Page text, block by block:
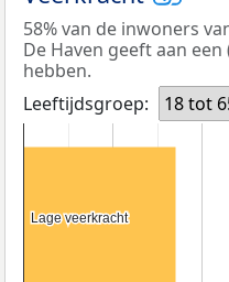
58% van de inwoners
De Haven geeft aan
hebben.
Leeftijdsgroep:
18 tot
Lage veerkracht
Lage veerkracht